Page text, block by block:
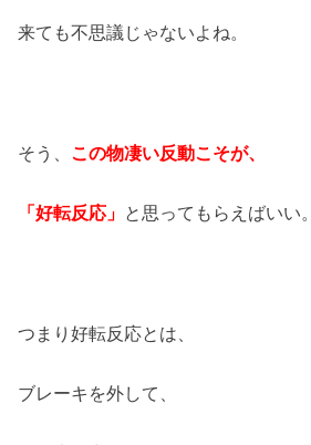
来ても不思議じゃないよね。
そう、 この物凄い反動こそが、
「好転反応」 と思ってもらえばいい。
つまり好転反応とは、
ブレーキを外して、